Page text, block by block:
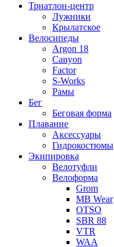
Триатлон-центр
Лужники
Крылатское
Велосипеды
Argon 18
Canyon
Factor
S-Works
Рамы
Бег
Беговая форма
Плавание
Аксессуары
Гидрокостюмы
Экипировка
Велотуфли
Велоформа
Grom
MB Wear
OTSO
SBR 88
VTR
WAA